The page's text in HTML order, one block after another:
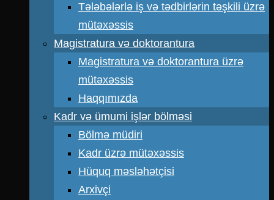
Tələbələrlə iş və tədbirlərin təşkili üzrə
mütəxəssis
Magistratura və doktorantura
Magistratura və doktorantura üzrə
mütəxəssis
Haqqımızda
Kadr və ümumi işlər bölməsi
Bölmə müdiri
Kadr üzrə mütəxəssis
Hüquq məsləhətçisi
Arxivçi